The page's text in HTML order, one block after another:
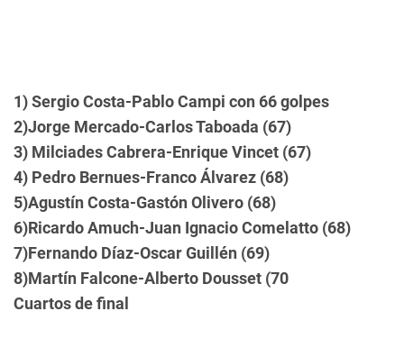
1) Sergio Costa-Pablo Campi con 66 golpes
2)Jorge Mercado-Carlos Taboada (67)
3) Milciades Cabrera-Enrique Vincet (67)
4) Pedro Bernues-Franco Álvarez (68)
5)Agustín Costa-Gastón Olivero (68)
6)Ricardo Amuch-Juan Ignacio Comelatto (68)
7)Fernando Díaz-Oscar Guillén (69)
8)Martín Falcone-Alberto Dousset (70
Cuartos de final